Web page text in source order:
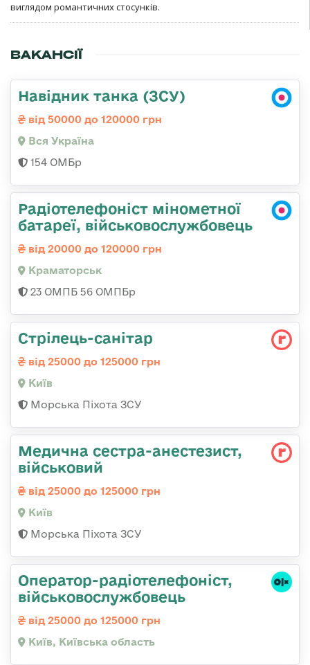
виглядом романтичних стосунків.
ВАКАНСІЇ
Навідник танка (ЗСУ)
від 50000 до 120000 грн
Вся Україна
154 ОМБр
Радіотелефоніст мінометної
батареї, військовослужбовець
від 20000 до 120000 грн
Краматорськ
23 ОМПБ 56 ОМПБр
Стрілець-санітар
від 25000 до 125000 грн
Київ
Морська Піхота ЗСУ
Медична сестpа-анестезист,
військовий
від 25000 до 125000 грн
Київ
Морська Піхота ЗСУ
Оператор-радіотелефоніст,
військовослужбовець
від 25000 до 125000 грн
Київ, Київська область